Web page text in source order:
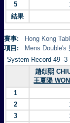
5
結果
賽事:
Hong Kong
項目:
Mens Double's
System Record 49 -3
趙頌熙
王夏陽
1
2
3